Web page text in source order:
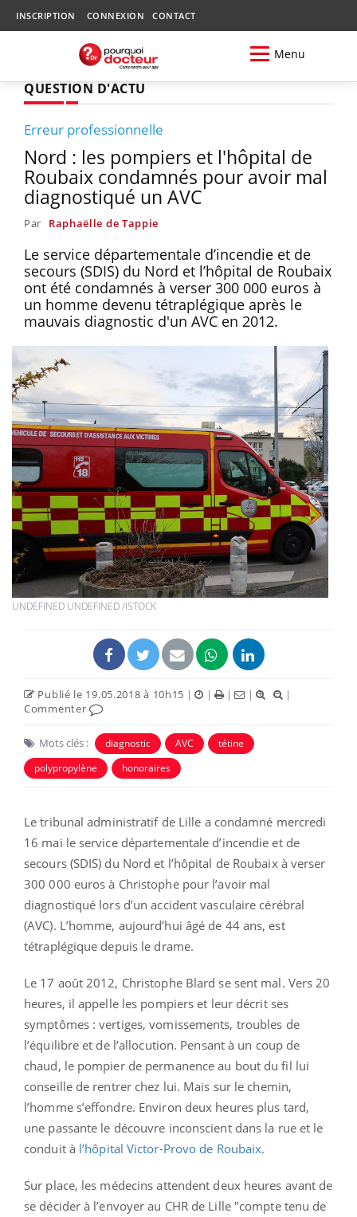
INSCRIPTION CONNEXION CONTACT
Menu
QUESTION D'ACTU
Erreur professionnelle
Nord : les pompiers et l'hôpital de
Roubaix condamnés pour avoir mal
diagnostiqué un AVC
Par Raphaëlle de Tappie
Le service départementale d’incendie et de
secours (SDIS) du Nord et l’hôpital de Roubaix
ont été condamnés à verser 300 000 euros à
un homme devenu tétraplégique après le
mauvais diagnostic d'un AVC en 2012.
UNDEFINED UNDEFINED /ISTOCK
Publié le 19.05.2018 à 10h15 | | | |
|
Commenter
Mots clés : diagnostic AVC
tétine
polypropylène
honoraires
Le tribunal administratif de Lille a condamné mercredi
16 mai le service départementale d’incendie et de
secours (SDIS) du Nord et l’hôpital de Roubaix à verser
300 000 euros à Christophe pour l’avoir mal
diagnostiqué lors d’un accident vasculaire cérébral
(AVC). L’homme, aujourd’hui âgé de 44 ans, est
tétraplégique depuis le drame.
Le 17 août 2012, Christophe Blard se sent mal. Vers 20
heures, il appelle les pompiers et leur décrit ses
symptômes : vertiges, vomissements, troubles de
l’équilibre et de l’allocution. Pensant à un coup de
chaud, le pompier de permanence au bout du fil lui
conseille de rentrer chez lui. Mais sur le chemin,
l’homme s’effondre. Environ deux heures plus tard,
une passante le découvre inconscient dans la rue et le
conduit à l’hôpital Victor-Provo de Roubaix.
Sur place, les médecins attendent deux heures avant de
se décider à l’envoyer au CHR de Lille "compte tenu de